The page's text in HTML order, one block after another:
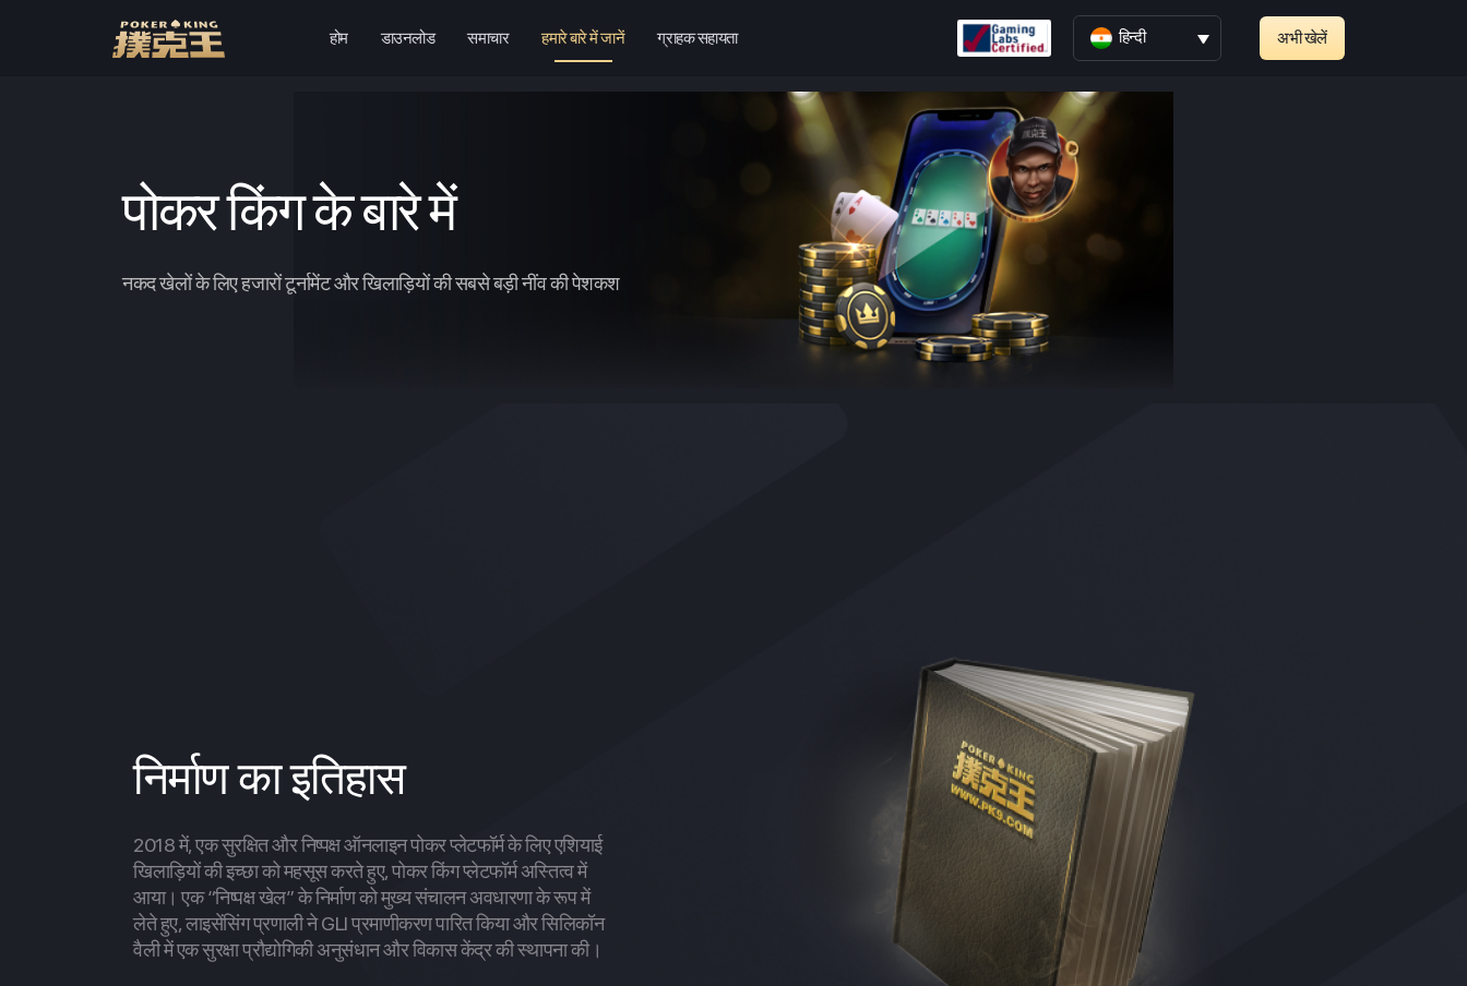
होम डाउनलोड समाचार हमारे बारे में जानें ग्राहक सहायता हिन्दी अभी खेलें
पोकर किंग के बारे में
नकद खेलों के लिए हजारों टूर्नामेंट और खिलाड़ियों की सबसे बड़ी नींव की पेशकश
निर्माण का इतिहास
2018 में, एक सुरक्षित और निष्पक्ष ऑनलाइन पोकर प्लेटफॉर्म के लिए एशियाई
खिलाड़ियों की इच्छा को महसूस करते हुए, पोकर किंग प्लेटफॉर्म अस्तित्व में
आया। एक “निष्पक्ष खेल” के निर्माण को मुख्य संचालन अवधारणा के रूप में
लेते हुए, लाइसेंसिंग प्रणाली ने GLI प्रमाणीकरण पारित किया और सिलिकॉन
वैली में एक सुरक्षा प्रौद्योगिकी अनुसंधान और विकास केंद्र की स्थापना की।